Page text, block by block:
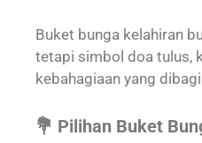
Buket bunga kelahiran
tetapi simbol doa tulus,
kebahagiaan yang
💐 Pilihan Buket